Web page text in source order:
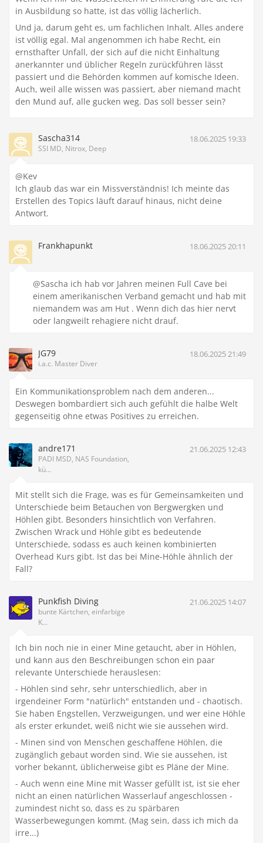
in Ausbildung so hatte, ist das völlig lächerlich.
Und ja, darum geht es, um fachlichen Inhalt. Alles andere
ist völlig egal. Mal angenommen ich habe Recht, ein
ernsthafter Unfall, der sich auf die nicht Einhaltung
anerkannter und üblicher Regeln zurückführen lässt
passiert und die Behörden kommen auf komische Ideen.
Auch, weil alle wissen was passiert, aber niemand macht
den Mund auf, alle gucken weg. Das soll besser sein?
Sascha314
SSI MD, Nitrox, Deep
18.06.2025 19:33
@Kev
Ich glaub das war ein Missverständnis! Ich meinte das
Erstellen des Topics läuft darauf hinaus, nicht deine
Antwort.
Frankhapunkt 18.06.2025 20:11
@Sascha ich hab vor Jahren meinen Full Cave bei
einem amerikanischen Verband gemacht und hab mit
niemandem was am Hut . Wenn dich das hier nervt
oder langweilt rehagiere nicht drauf.
JG79
i.a.c. Master Diver
18.06.2025 21:49
Ein Kommunikationsproblem nach dem anderen...
Deswegen bombardiert sich auch gefühlt die halbe Welt
gegenseitig ohne etwas Positives zu erreichen.
andre171
PADI MSD, NAS Foundation,
kü...
21.06.2025 12:43
Mit stellt sich die Frage, was es für Gemeinsamkeiten und
Unterschiede beim Betauchen von Bergwergken und
Höhlen gibt. Besonders hinsichtlich von Verfahren.
Zwischen Wrack und Höhle gibt es bedeutende
Unterschiede, sodass es auch keinen kombinierten
Overhead Kurs gibt. Ist das bei Mine-Höhle ähnlich der
Fall?
Punkfish Diving
bunte Kärtchen, einfarbige
K...
21.06.2025 14:07
Ich bin noch nie in einer Mine getaucht, aber in Höhlen,
und kann aus den Beschreibungen schon ein paar
relevante Unterschiede herauslesen:
- Höhlen sind sehr, sehr unterschiedlich, aber in
irgendeiner Form "natürlich" entstanden und - chaotisch.
Sie haben Engstellen, Verzweigungen, und wer eine Höhle
als erster erkundet, weiß nicht wie sie aussehen wird.
- Minen sind von Menschen geschaffene Höhlen, die
zugänglich gebaut worden sind. Wie sie aussehen, ist
vorher bekannt, üblicherweise gibt es Pläne der Mine.
- Auch wenn eine Mine mit Wasser gefüllt ist, ist sie eher
nicht an einen natürlichen Wasserlauf angeschlossen -
zumindest nicht so, dass es zu spärbaren
Wasserbewegungen kommt. (Mag sein, dass ich mich da
irre...)